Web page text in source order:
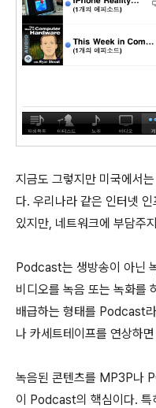
지금도 그렇지만 미국에서
다. 우리나라 같은 인터넷
있지만, 네트워크에 부담주
Podcast는 생방송이 아닌
비디오를 녹음 또는 녹화를
배급하는 형태를 Podcast
나 카세트테이프를 연상하
녹음된 콘텐츠를 MP3P나
이 Podcast의 핵심이다.